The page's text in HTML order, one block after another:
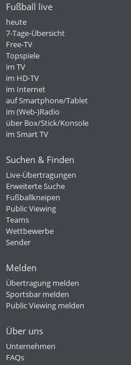
Fußball live
heute
7-Tage-Übersicht
Free-TV
Topspiele
im TV
im HD-TV
im Internet
auf Smartphone/Tablet
im (Web-)Radio
über Box/Stick/Konsole
im Smart TV
Suchen & Finden
Live-Übertragungen
Erweiterte Suche
Fußballkneipen
Public Viewing
Teams
Wettbewerbe
Sender
Melden
Übertragung melden
Sportsbar melden
Public Viewing melden
Über uns
Unternehmen
FAQs